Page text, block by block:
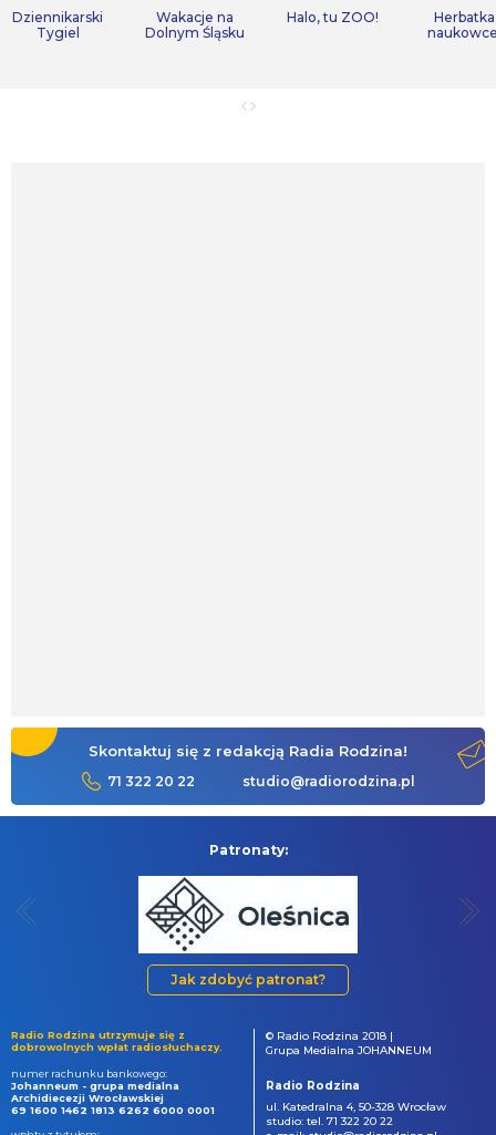
Dziennikarski
Tygiel
Wakacje na
Dolnym Śląsku
Halo, tu ZOO!
Skontaktuj się z redakcją Radia Rodzina!
71 322 20 22 studio@radiorodzina.pl
Patronaty:
Jak zdobyć patronat?
Radio Rodzina utrzymuje się z
dobrowolnych wpłat radiosłuchaczy.
numer rachunku bankowego:
Johanneum - grupa medialna
Archidiecezji Wrocławskiej
69 1600 1462 1813 6262 6000 0001
© Radio Rodzina 2018 |
Grupa Medialna JOHANNEUM
Radio Rodzina
ul. Katedralna 4, 50-328 Wrocław
studio: tel. 71 322 20 22